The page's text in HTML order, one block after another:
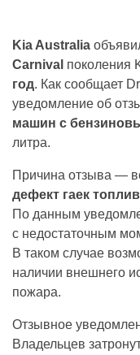
Kia Australia
Carnival поколения
год. Как сообщает
уведомление об
машин с
литра.
Причина отзыва —
дефект гаек
По данным
с недостаточным
В таком случае
наличии внешнего
пожара.
Отзывное
Владельцев